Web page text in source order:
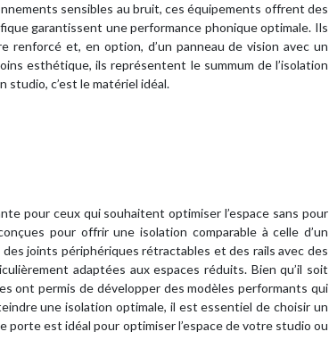
sensibles au bruit, ces équipements offrent des
garantissent une performance phonique optimale. Ils
et, en option, d’un panneau de vision avec un
esthétique, ils représentent le summum de l’isolation
studio, c’est le matériel idéal.
pour ceux qui souhaitent optimiser l’espace sans pour
pour offrir une isolation comparable à celle d’un
joints périphériques rétractables et des rails avec des
adaptées aux espaces réduits. Bien qu’il soit
ont permis de développer des modèles performants qui
une isolation optimale, il est essentiel de choisir un
est idéal pour optimiser l’espace de votre studio ou